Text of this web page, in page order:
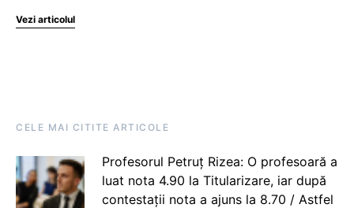
Vezi articolul
CELE MAI CITITE ARTICOLE
Profesorul Petruț Rizea: O profesoară a
luat nota 4.90 la Titularizare, iar după
contestații nota a ajuns la 8.70 / Astfel